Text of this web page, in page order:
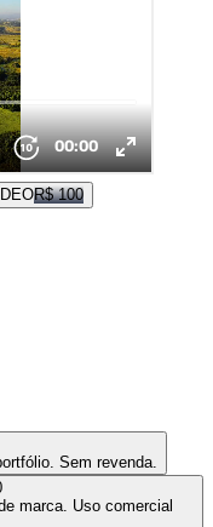
R$ 100
Sem revenda.
marca. Uso comercial